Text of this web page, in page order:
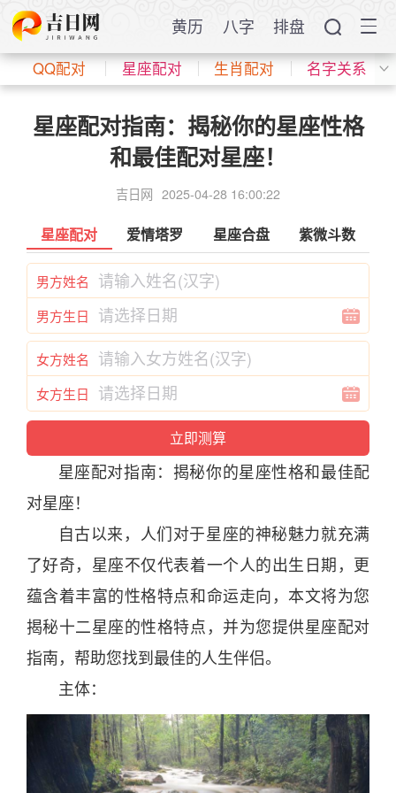
黄历 八字 排盘
QQ配对 星座配对 生肖配对 名字关系
星座配对指南：揭秘你的星座性格
和最佳配对星座！
吉日网 2025-04-28 16:00:22
星座配对 爱情塔罗 星座合盘 紫微斗数
男方姓名
男方生日
女方姓名
女方生日
星座配对指南：揭秘你的星座性格和最佳配
对星座！
自古以来，人们对于星座的神秘魅力就充满
了好奇， 星座不仅代表着一个人的出生日期，更
蕴含着丰富的性格特点和命运走向，本文将为您
揭秘十二星座的性格特点，并为您提供星座配对
指南，帮助您找到最佳的人生伴侣。
主体：